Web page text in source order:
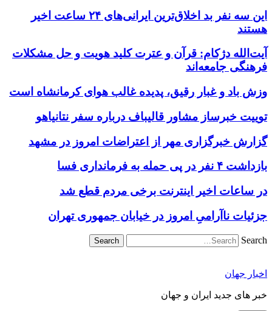
این سه نفر بد اخلاق‌ترین ایرانی‌های ۲۴ ساعت اخیر
هستند
آیت‌الله دژکام: قرآن و عترت کلید هویت و حل مشکلات
فرهنگی جامعه‌اند
وزش باد و غبار رقیق، پدیده غالب هوای کرمانشاه است
توییت خبرساز مشاور قالیباف درباره سفر نتانیاهو
گزارش خبرگزاری مهر از اعتراضات امروز در مشهد
بازداشت ۴ نفر در پی حمله به فرمانداری فسا
در ساعات اخیر اینترنت برخی مردم قطع شد
جزئیات ناآرامیِ امروز در خیابان جمهوری تهران
Search
اخبار جهان
خبر های جدید ایران و جهان